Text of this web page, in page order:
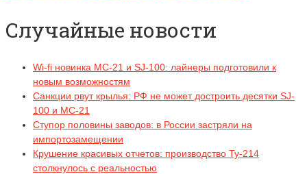
Случайные новости
Wi-fi новинка МС-21 и SJ-100: лайнеры подготовили к
новым возможностям
Санкции рвут крылья: РФ не может достроить десятки SJ-
100 и MC-21
Ступор половины заводов: в России застряли на
импортозамещении
Крушение красивых отчетов: производство Ту-214
столкнулось с реальностью